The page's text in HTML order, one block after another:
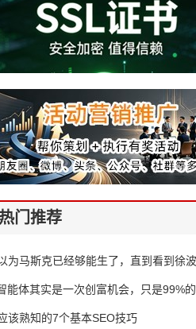
热门推荐
为马斯克已经够能生了，直到看到
能体其实是一次创富机会，只是99%
了
该熟知的7个基本SEO技巧